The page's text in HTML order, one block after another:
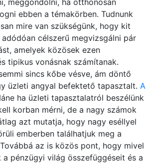
meggondolni, ha otthonosan
ebben a témakörben. Tudnunk
mire van szükségünk, hogy kit
célszerű megvizsgálni pár
amelyek közösek ezen
tipikus vonásnak számítanak.
sincs kőbe vésve, ám döntő
üzleti angyal befektető tapasztalt. A
ha üzleti tapasztalatról beszélünk
korban mérni, de a nagy számok
azt mutatja, hogy nagy eséllyel
emberben találhatjuk meg a
az is közös pont, hogy mivel
pénzügyi világ összefüggéseit és a